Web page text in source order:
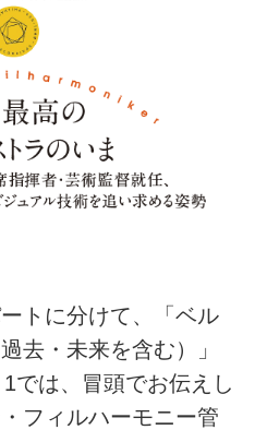
トに分けて、「ベル
去・未来を含む）」
では、冒頭でお伝えし
フィルハーモニー管